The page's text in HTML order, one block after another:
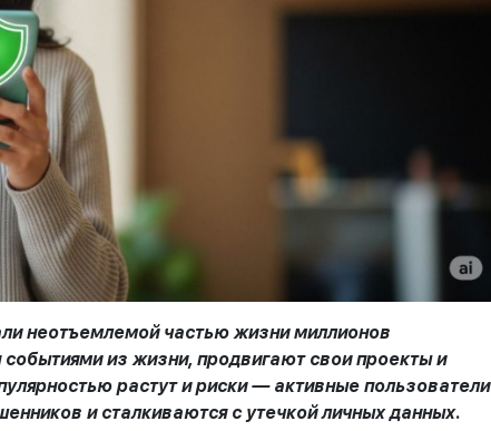
неотъемлемой частью жизни миллионов
из жизни, продвигают свои проекты и
растут и риски — активные пользователи
и сталкиваются с утечкой личных данных.